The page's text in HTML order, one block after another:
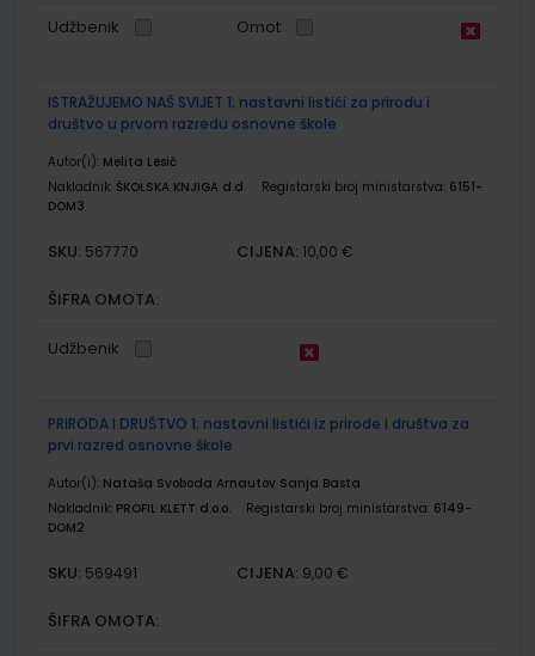
Udžbenik Omot
ISTRAŽUJEMO NAŠ SVIJET 1; nastavni listići za prirodu i
društvo u prvom razredu osnovne škole
Autor(i): Melita Lesić
Nakladnik: ŠKOLSKA KNJIGA d.d. Registarski broj ministarstva: 6151-
DOM3
SKU: 567770 CIJENA: 10,00 €
ŠIFRA OMOTA:
Udžbenik
PRIRODA I DRUŠTVO 1; nastavni listići iz prirode i društva za
prvi razred osnovne škole
Autor(i): Nataša Svoboda Arnautov Sanja Basta
Nakladnik: PROFIL KLETT d.o.o. Registarski broj ministarstva: 6149-
DOM2
SKU: 569491 CIJENA: 9,00 €
ŠIFRA OMOTA: